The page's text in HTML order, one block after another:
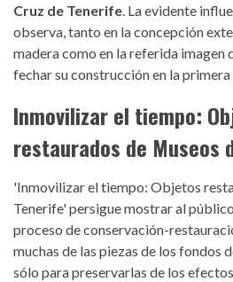
Cruz de Tenerife. La evidente
observa, tanto en la concepción
madera como en la referida imagen
fechar su construcción en la
Inmovilizar el tiempo:
restaurados de Museos
'Inmovilizar el tiempo: Objetos
Tenerife' persigue mostrar al
proceso de conservación-
muchas de las piezas de los fondos
sólo para preservarlas de los